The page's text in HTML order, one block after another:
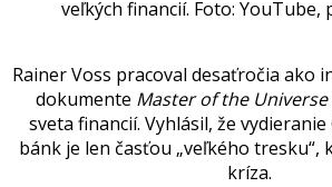
veľkých financií. Foto: YouTube,
Rainer Voss pracoval desaťročia ako
dokumente Masterof the Universe
sveta financií. Vyhlásil, že
bánk je len časťou „veľkého tresku“,
kríza.